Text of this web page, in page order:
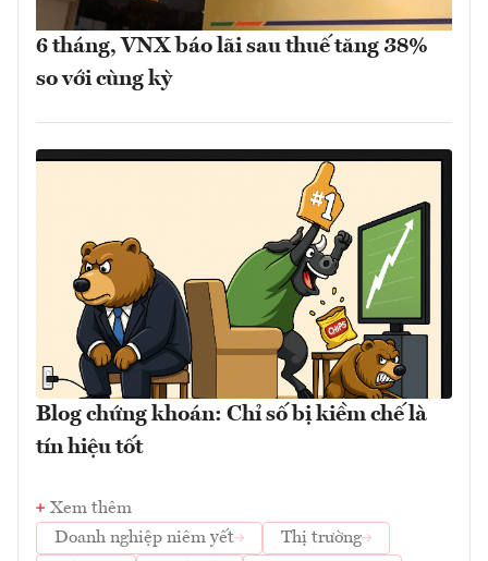
6 tháng, VNX báo lãi sau thuế tăng 38%
so với cùng kỳ
Blog chứng khoán: Chỉ số bị kiềm chế là
tín hiệu tốt
Xem thêm
Doanh nghiệp niêm yết
Thị trường